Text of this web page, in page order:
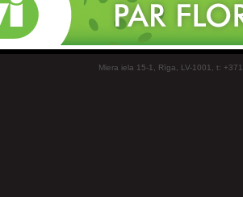
Miera iela 15-1, Rīga, LV-1001, t: